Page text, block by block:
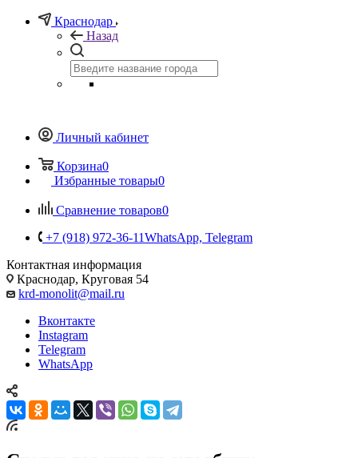
Краснодар
Назад
Личный кабинет
Корзина0
Избранные товары0
Сравнение товаров0
+7 (918) 972-36-11WhatsApp, Telegram
Контактная информация
Краснодар, Круговая 54
krd-monolit@mail.ru
Вконтакте
Instagram
Telegram
WhatsApp